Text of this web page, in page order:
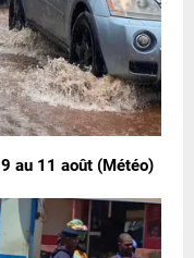
au 11 août (Météo)